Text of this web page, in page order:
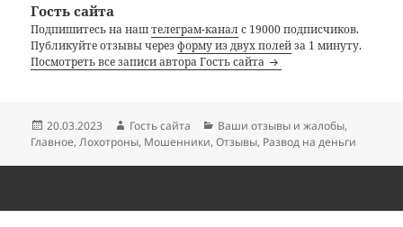
Гость сайта
Подпишитесь на наштелеграм-каналс 19000 подписчиков.
Публикуйте отзывы черезформу из двух полейза 1 минуту.
Посмотреть все записи автора Гость сайта
Опубликовано
20.03.2023 Автор
Гость сайта Рубрики
Ваши отзывы и жалобы,
Главное,Лохотроны, Мошенники,Отзывы, Развод на деньги